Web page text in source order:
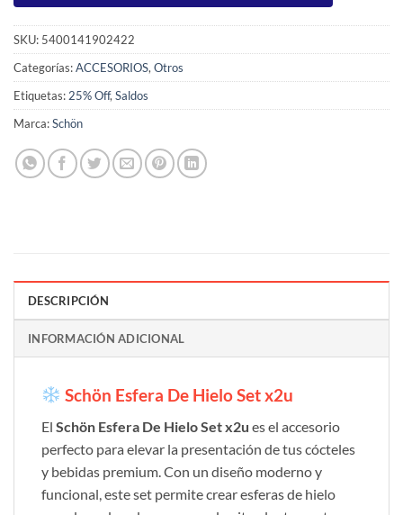
SKU: 5400141902422
Categorías:ACCESORIOS,Otros
Etiquetas:25% Off,Saldos
Marca:Schön
DESCRIPCIÓN
INFORMACIÓN ADICIONAL
Schön Esfera De Hielo Set x2u
El Schön Esfera De Hielo Set x2u es el accesorio
perfecto para elevar la presentación de tus cócteles
y bebidas premium. Con un diseño moderno y
funcional, este set permite crear esferas de hielo